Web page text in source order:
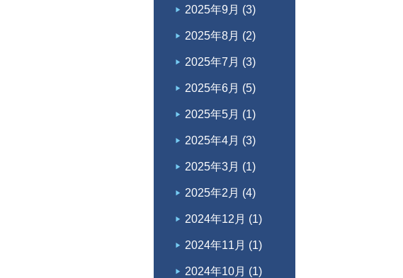
2025年9月 (3)
2025年8月 (2)
2025年7月 (3)
2025年6月 (5)
2025年5月 (1)
2025年4月 (3)
2025年3月 (1)
2025年2月 (4)
2024年12月 (1)
2024年11月 (1)
2024年10月 (1)